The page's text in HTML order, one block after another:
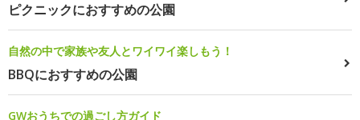
ピクニックにおすすめの公園
自然の中で家族や友人とワイワイ楽しもう！
BBQにおすすめの公園
GWおうちでの過ごし方ガイド